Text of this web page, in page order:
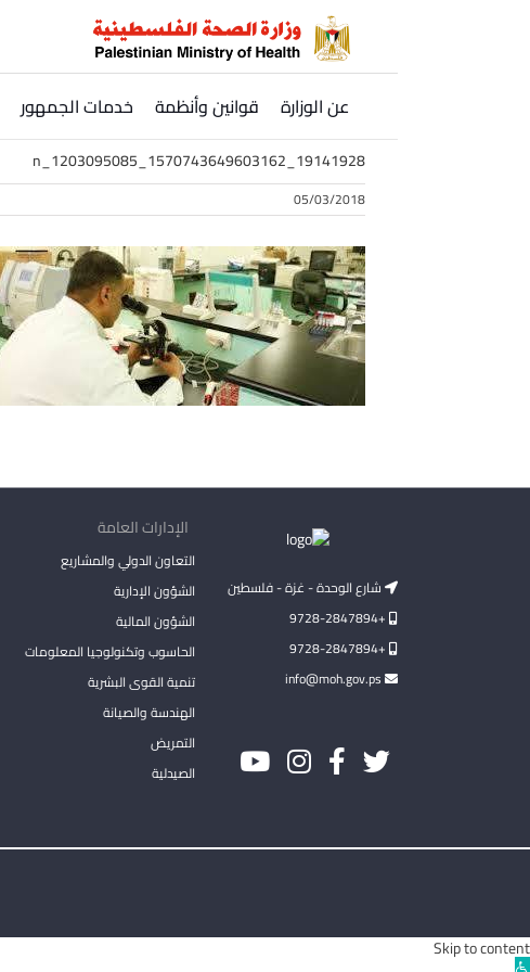
عن الوزارة قوانين وأنظمة خدمات الجمهور
19141928_1570743649603162_1203095085_n
05/03/2018
شارع الوحدة - غزة - فلسطين
+9728-2847894
+9728-2847894
الإدارات العامة
التعاون الدولي والمشاريع
الشؤون الإدارية
الشؤون المالية
الحاسوب وتكنولوجيا المعلومات
تنمية القوى البشرية
الهندسة والصيانة
التمريض
الصيدلية
Skip to content